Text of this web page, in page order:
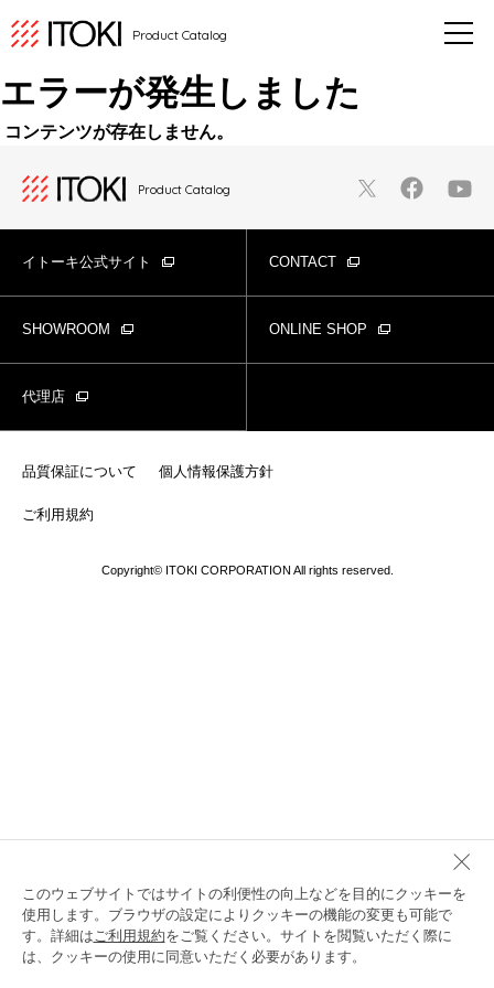
Product Catalog
エラーが発生しました
コンテンツが存在しません。
Product Catalog
イトーキ公式サイト CONTACT
SHOWROOM ONLINE SHOP
代理店
品質保証について 個人情報保護方針
ご利用規約
Copyright© ITOKI CORPORATION All rights reserved.
このウェブサイトではサイトの利便性の向上などを目的にクッキーを
使用します。ブラウザの設定によりクッキーの機能の変更も可能で
す。詳細は ご利用規約をご覧ください。サイトを閲覧いただく際に
は、クッキーの使用に同意いただく必要があります。